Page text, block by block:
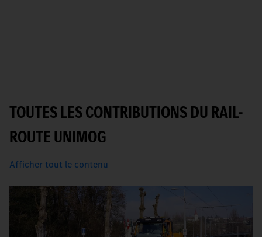
TOUTES LES CONTRIBUTIONS DU RAIL-
ROUTE UNIMOG
Afficher tout le contenu